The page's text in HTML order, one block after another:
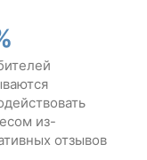
из-
отзывов